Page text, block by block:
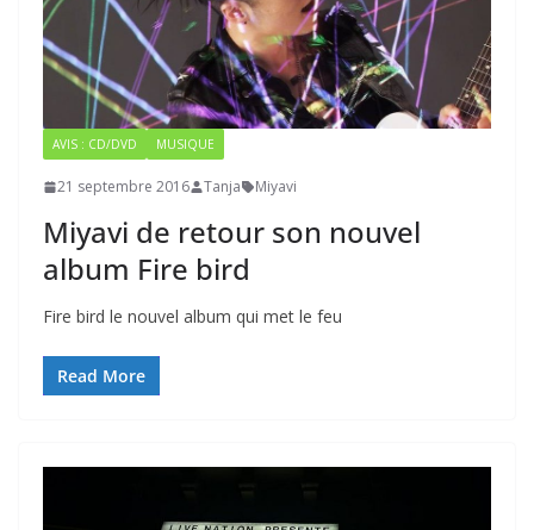
AVIS : CD/DVD MUSIQUE
21 septembre 2016 Tanja Miyavi
Miyavi de retour son nouvel
album Fire bird
Fire bird le nouvel album qui met le feu
Read More